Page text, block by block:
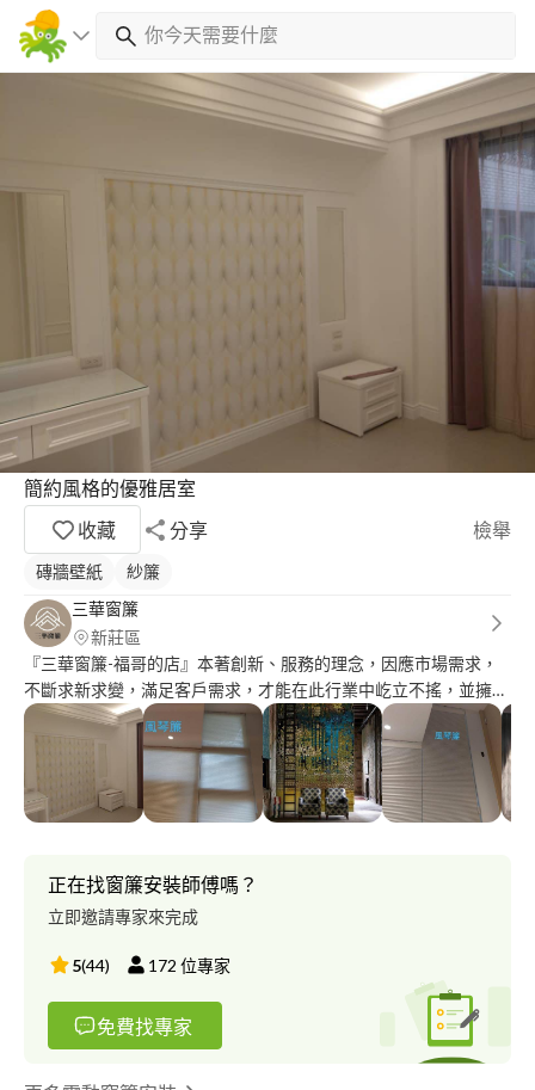
簡約風格的優雅居室
收藏
分享 檢舉
磚牆壁紙
紗簾
三華窗簾
新莊區
『三華窗簾-福哥的店』本著創新、服務的理念，因應市場需求，
不斷求新求變，滿足客戶需求，才能在此行業中屹立不搖，並擁有
一群忠誠的老客戶，讓『三華窗簾』為您打造一個屬於自己的生活
環境吧。 服務特色： 1.免費到府丈量、估價，提供各種專業建
議。 2.絕對專業、用心經營、口碑保證、值得信賴。 3.產品如果有
任何問題,均有售後服務。 4.報價即為完工價，絕無額外加價。 訂
製窗簾流程： 1.聯絡預約 2.門市挑選(至三華挑選需求的商品款式)
式，確認款項並支付訂金。 5.約7個工作天，三華專業技師將到您
府上施工。 6.完工驗收後交付尾款。
正在找窗簾安裝師傅嗎？
立即邀請專家來完成
5(44) 172 位專家
免費找專家